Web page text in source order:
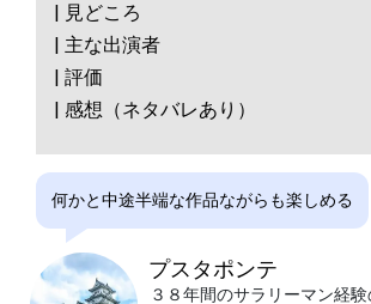
| 見どころ
| 主な出演者
| 評価
| 感想（ネタバレあり）
何かと中途半端な作品ながらも楽しめる
プスタポンテ
３８年間のサラリーマン経